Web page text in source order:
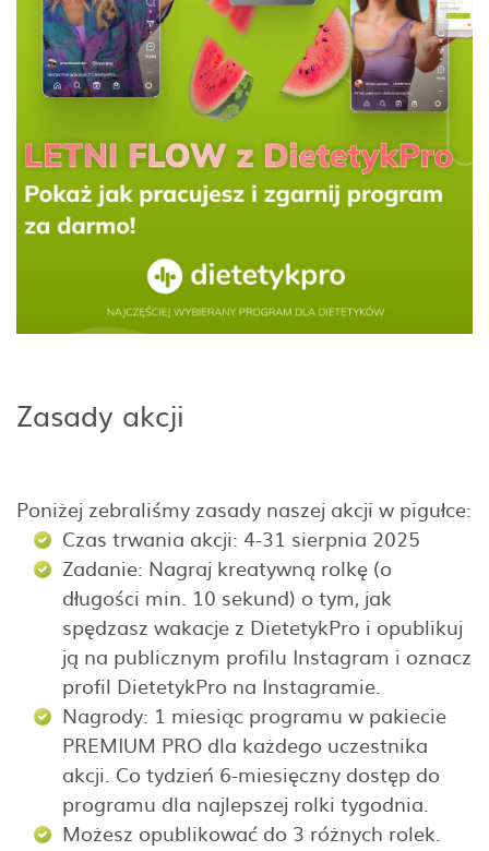
Zasady akcji
Poniżej zebraliśmy zasady naszej akcji w pigułce:
Czas trwania akcji: 4-31 sierpnia 2025
Zadanie: Nagraj kreatywną rolkę (o
długości min. 10 sekund) o tym, jak
spędzasz wakacje z DietetykPro i opublikuj
ją na publicznym profilu Instagram i oznacz
profil DietetykPro na Instagramie.
Nagrody: 1 miesiąc programu w pakiecie
PREMIUM PRO dla każdego uczestnika
akcji. Co tydzień 6-miesięczny dostęp do
programu dla najlepszej rolki tygodnia.
Możesz opublikować do 3 różnych rolek.